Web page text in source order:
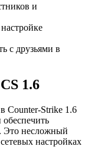
и
с друзьями в
1.6
Counter-Strike 1.6
Это несложный
настройках